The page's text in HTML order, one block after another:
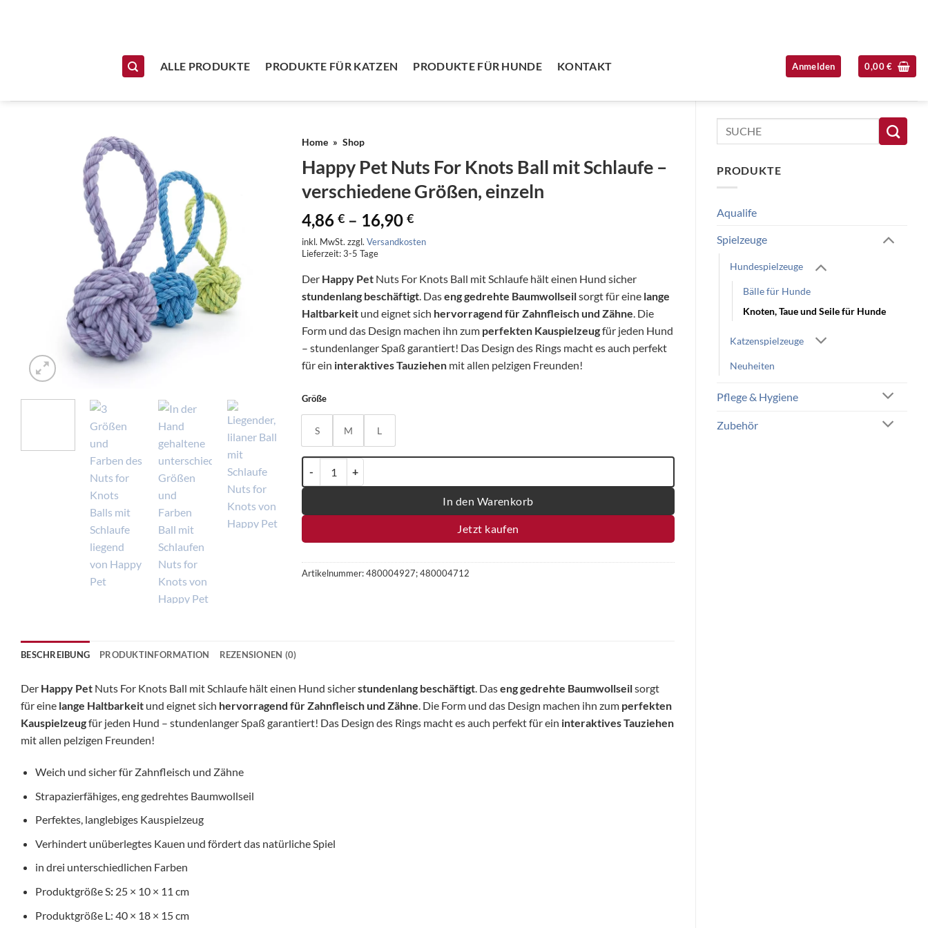
ALLE PRODUKTE
PRODUKTE FÜR KATZEN PRODUKTE FÜR HUNDE KONTAKT Anmelden 0,00€
Suchen
nach:
PRODUKTE
Aqualife
Spielzeuge
Hundespielzeuge
Bälle für Hunde
Knoten, Taue und Seile für Hunde
Katzenspielzeuge
Neuheiten
Pflege & Hygiene
Zubehör
Home » Shop
Happy Pet Nuts For Knots Ball mit Schlaufe –
verschiedene Größen, einzeln
4,86€ – 16,90€
inkl. MwSt. zzgl.Versandkosten
Lieferzeit:3-5 Tage
Der Happy Pet Nuts For Knots Ball mit Schlaufe hält einen Hund sicher
stundenlang beschäftigt . Daseng gedrehte Baumwollseilsorgt für eine lange
Haltbarkeit und eignet sich hervorragend für Zahnfleisch und Zähne . Die
Form und das Design machen ihn zum perfekten Kauspielzeugfür jeden Hund
– stundenlanger Spaß garantiert! Das Design des Rings macht es auch perfekt
für ein interaktives Tauziehen mit allen pelzigen Freunden!
Größe
S M L
In den Warenkorb
Jetzt kaufen
Artikelnummer:480004927; 480004712
BESCHREIBUNG PRODUKTINFORMATION REZENSIONEN (0)
Der Happy Pet Nuts For Knots Ball mit Schlaufe hält einen Hund sicherstundenlang beschäftigt. Daseng gedrehte Baumwollseilsorgt
für eine lange Haltbarkeit und eignet sich hervorragend für Zahnfleisch und Zähne. Die Form und das Design machen ihn zum perfekten
Kauspielzeugfür jeden Hund – stundenlanger Spaß garantiert! Das Design des Rings macht es auch perfekt für ein interaktives Tauziehen
mit allen pelzigen Freunden!
Weich und sicher für Zahnfleisch und Zähne
Strapazierfähiges, eng gedrehtes Baumwollseil
Perfektes, langlebiges Kauspielzeug
Verhindert unüberlegtes Kauen und fördert das natürliche Spiel
in drei unterschiedlichen Farben
Produktgröße S:25 × 10 × 11 cm
Produktgröße L: 40 × 18 × 15 cm